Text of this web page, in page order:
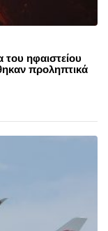
ηφαιστείου
προληπτικά